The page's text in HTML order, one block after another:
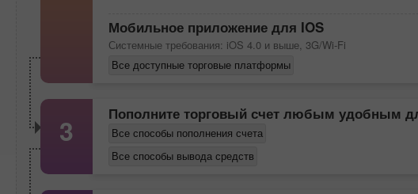
Мобильное приложение для IOS
Системные требования: iOS 4.0 и выше, 3G/Wi-Fi
Все доступные торговые платформы
3 Пополните торговый счет любым удобным
Все способы пополнения счета
Все способы вывода средств